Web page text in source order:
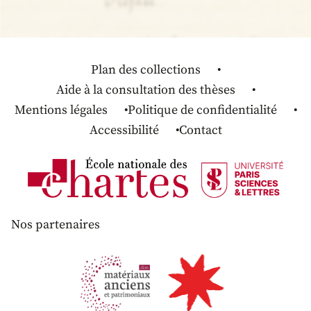
Plan des collections
Aide à la consultation des thèses
Mentions légales
Politique de confidentialité
Accessibilité
Contact
Nos partenaires